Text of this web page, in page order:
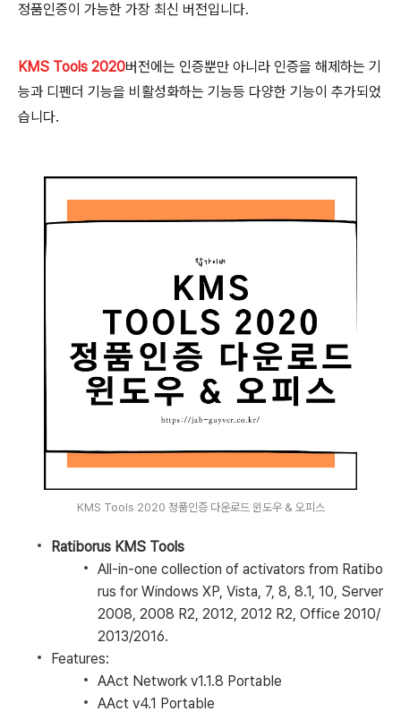
정품인증이 가능한 가장 최신 버전입니다.
KMS Tools 2020버전에는 인증뿐만 아니라 인증을 해제하는 기
능과 디펜더 기능을 비활성화하는 기능등 다양한 기능이 추가되었
습니다.
KMS Tools 2020 정품인증 다운로드 윈도우 & 오피스
Ratiborus KMS Tools
All-in-one collection of activators from Ratibo
rus for Windows XP, Vista, 7, 8, 8.1, 10, Server
2008, 2008 R2, 2012, 2012 R2, Office 2010/
2013/2016.
Features:
AAct Network v1.1.8 Portable
AAct v4.1 Portable